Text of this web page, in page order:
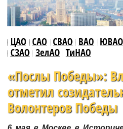
ЦАО САО СВАО ВАО ЮВАО
СЗАО ЗелАО ТиНАО
«Послы Победы»:
отметил
Волонтеров Победы